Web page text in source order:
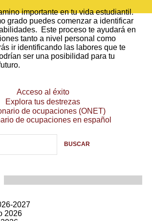
importante en tu vida estudiantil.
grado puedes comenzar a identificar
Este proceso te ayudará en
tanto a nivel personal como
ir identificando las labores que te
ser una posibilidad para tu
Acceso al éxito
Explora tus destrezas
de ocupaciones (ONET)
de ocupaciones en español
2027
2026